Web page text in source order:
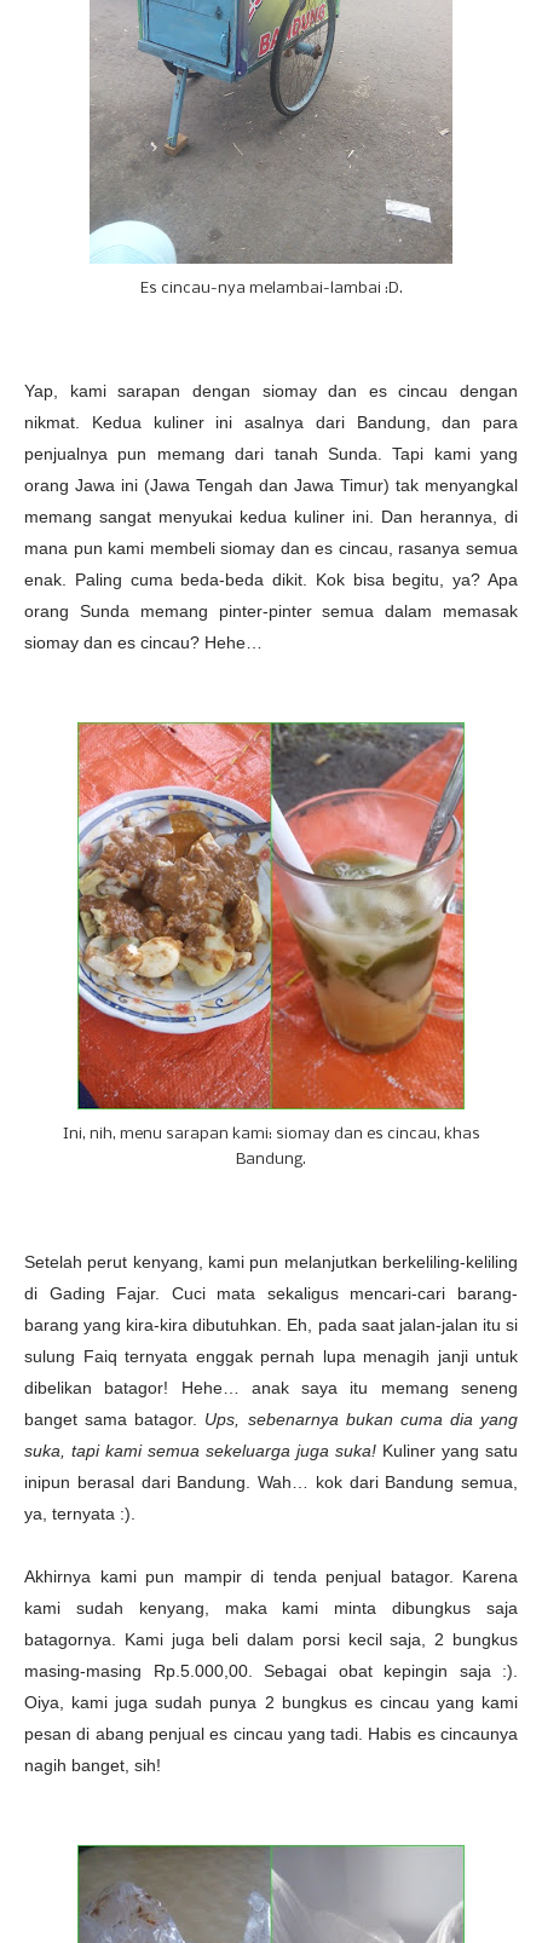
Es cincau-nya melambai-lambai :D.
Yap, kami sarapan dengan siomay dan es cincau dengan
nikmat. Kedua kuliner ini asalnya dari Bandung, dan para
penjualnya pun memang dari tanah Sunda. Tapi kami yang
orang Jawa ini (Jawa Tengah dan Jawa Timur) tak menyangkal
memang sangat menyukai kedua kuliner ini. Dan herannya, di
mana pun kami membeli siomay dan es cincau, rasanya semua
enak. Paling cuma beda-beda dikit. Kok bisa begitu, ya? Apa
orang Sunda memang pinter-pinter semua dalam memasak
siomay dan es cincau? Hehe…
Ini, nih, menu sarapan kami: siomay dan es cincau, khas
Bandung.
Setelah perut kenyang, kami pun melanjutkan berkeliling-keliling
di Gading Fajar. Cuci mata sekaligus mencari-cari barang-
barang yang kira-kira dibutuhkan. Eh, pada saat jalan-jalan itu si
sulung Faiq ternyata enggak pernah lupa menagih janji untuk
dibelikan batagor! Hehe… anak saya itu memang seneng
banget sama batagor. Ups, sebenarnya bukan cuma dia yang
suka, tapi kami semua sekeluarga juga suka! Kuliner yang satu
inipun berasal dari Bandung. Wah… kok dari Bandung semua,
ya, ternyata :).
Akhirnya kami pun mampir di tenda penjual batagor. Karena
kami sudah kenyang, maka kami minta dibungkus saja
batagornya. Kami juga beli dalam porsi kecil saja, 2 bungkus
masing-masing Rp.5.000,00. Sebagai obat kepingin saja :).
Oiya, kami juga sudah punya 2 bungkus es cincau yang kami
pesan di abang penjual es cincau yang tadi. Habis es cincaunya
nagih banget, sih!